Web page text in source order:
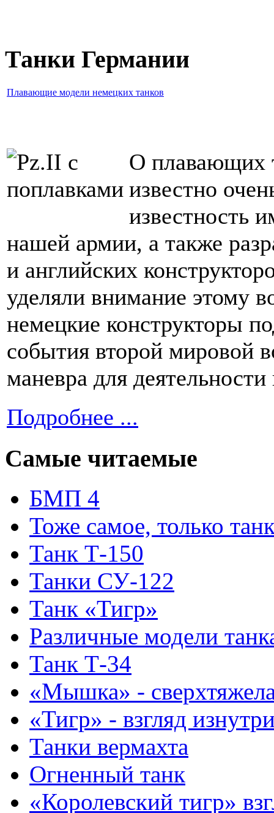
Танки Германии
Плавающие модели немецких танков
О плавающих
известно
известность
нашей армии, а также
и английских
уделяли внимание этому
немецкие конструкторы
события второй мировой
маневра для
Подробнее ...
Самые читаемые
БМП 4
Тоже самое, только
Танк Т-150
Танки СУ-122
Танк «Тигр»
Различные модели
Танк Т-34
«Мышка» -
«Тигр» - взгляд
Танки вермахта
Огненный танк
«Королевский тигр»